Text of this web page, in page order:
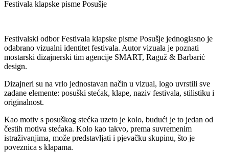
Festivala klapske pisme Posušje
Festivalski odbor Festivala klapske pisme Posušje jednoglasno je
odabrano vizualni identitet festivala. Autor vizuala je poznati
mostarski dizajnerski tim agencije SMART, Raguž & Barbarić
design.
Dizajneri su na vrlo jednostavan način u vizual, logo uvrstili sve
zadane elemente: posuški stećak, klape, naziv festivala, stilistiku i
originalnost.
Kao motiv s posuškog stećka uzeto je kolo, budući je to jedan od
čestih motiva stećaka. Kolo kao takvo, prema suvremenim
istraživanjima, može predstavljati i pjevačku skupinu, što je
poveznica s klapama.